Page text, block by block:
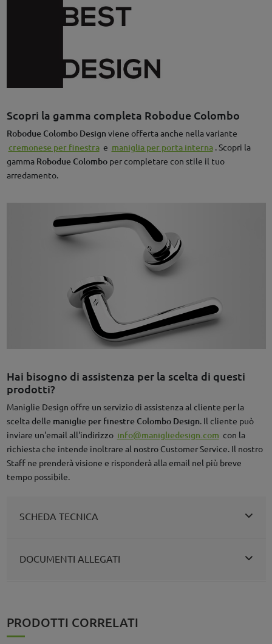
Scopri la gamma completa Robodue Colombo
Robodue Colombo Design viene offerta anche nella variante
cremonese per finestra e maniglia per porta interna . Scopri la
gamma Robodue Colomboper completare con stile il tuo
arredamento.
Hai bisogno di assistenza per la scelta di questi
prodotti?
Maniglie Design offre un servizio di assistenza al cliente per la
scelta delle maniglie per finestre Colombo Design. Il cliente può
inviare un'email all'indirizzo info@manigliedesign.com con la
richiesta che intende inoltrare al nostro Customer Service. Il nostro
Staff ne prenderà visione e risponderà alla email nel più breve
tempo possibile.
SCHEDA TECNICA
DOCUMENTI ALLEGATI
PRODOTTI CORRELATI